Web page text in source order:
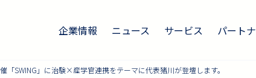
企業情報 ニュース サービス パート
「SWING」に治験×産学官連携をテーマに代表猪川が登壇します。